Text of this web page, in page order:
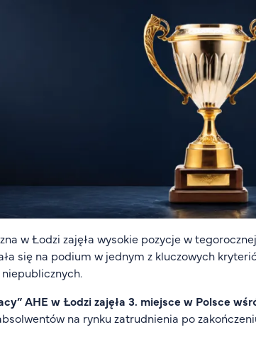
w Łodzi zajęła wysokie pozycje w
się na podium w jednym z kluczowych
AHE w Łodzi zajęła 3. miejsce w Polsce
na rynku zatrudnienia po